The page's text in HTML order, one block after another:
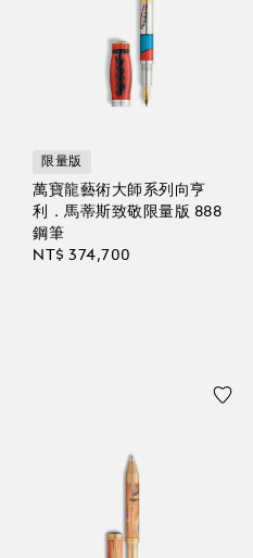
限量版
萬寶龍藝術大師系列向亨
利．馬蒂斯致敬限量版 888
鋼筆
NT$ 374,700